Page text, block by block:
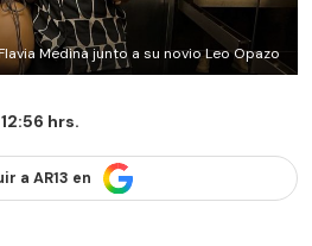
Medina junto a su novio Leo Opazo
hrs.
a AR13 en